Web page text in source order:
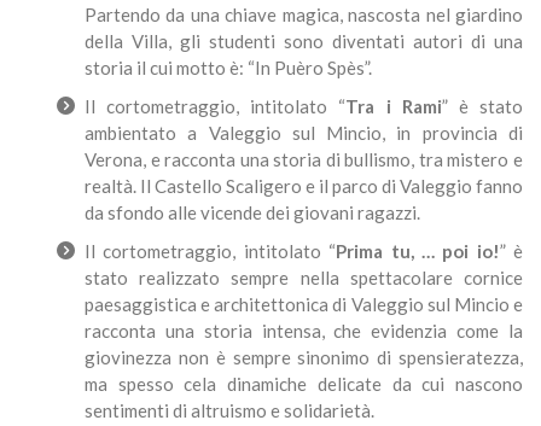
Partendo da una chiave magica, nascosta nel giardino
della Villa, gli studenti sono diventati autori di una
storia il cui motto è: “In Puèro Spès”.
Il cortometraggio, intitolato “Tra i Rami” è stato
ambientato a Valeggio sul Mincio, in provincia di
Verona, e racconta una storia di bullismo, tra mistero e
realtà. Il Castello Scaligero e il parco di Valeggio fanno
da sfondo alle vicende dei giovani ragazzi.
Il cortometraggio, intitolato “Prima tu, … poi io!” è
stato realizzato sempre nella spettacolare cornice
paesaggistica e architettonica di Valeggio sul Mincio e
racconta una storia intensa, che evidenzia come la
giovinezza non è sempre sinonimo di spensieratezza,
ma spesso cela dinamiche delicate da cui nascono
sentimenti di altruismo e solidarietà.